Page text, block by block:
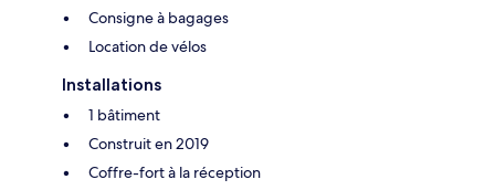
Consigne à bagages
Location de vélos
Installations
1 bâtiment
Construit en 2019
Coffre-fort à la réception